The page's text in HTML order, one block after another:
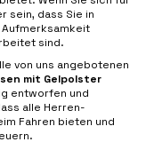
sein, dass Sie in
sind.
von uns angebotenen
mit Gelpolster
entworfen und
alle Herren-
Fahren bieten und